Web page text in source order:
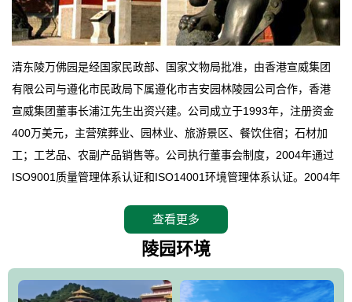
清东陵万佛园是经国家民政部、国家文物局批准，由香港宣威集团
有限公司与遵化市民政局下属遵化市吉安园林陵园公司合作，香港
宣威集团董事长浦江先生出资兴建。公司成立于1993年，注册资金
400万美元，主营殡葬业、园林业、旅游景区、餐饮住宿；石材加
工；工艺品、农副产品销售等。公司执行董事会制度，2004年通过
ISO9001质量管理体系认证和ISO14001环境管理体系认证。2004年
拥有4A级旅游区头衔的花园式陵园，园内建有四星级酒店一座。
万佛园位于遵化市境内，座落在世界文化遗产清东陵地形墙内，地
形绝佳，地理位置优越，交通便利。公司以“建设全国顶级人生后花
园、打造佛教精品旅游圣地”为目标，以海外归侨、国内外知名人士
查看更多
陵园环境